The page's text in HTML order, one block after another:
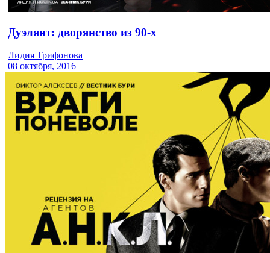
Дуэлянт: дворянство из 90-х
Лидия Трифонова
08 октября, 2016